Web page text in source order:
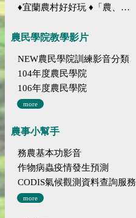
♦宜蘭農村好好玩 ♦「農、藝、山、水」四條遊程推薦
農民學院教學影片
NEW農民學院訓練影音分類
104年度農民學院
106年度農民學院
more
農事小幫手
務農基本功影音
作物病蟲疫情發生預測
CODIS氣候觀測資料查詢服務
more